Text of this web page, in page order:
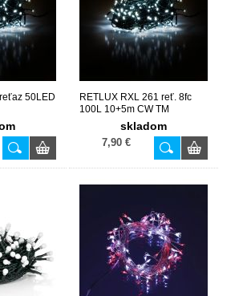
50LED
RETLUX RXL 261 reť. 8fc
100L 10+5m CW TM
skladom
7,90 €